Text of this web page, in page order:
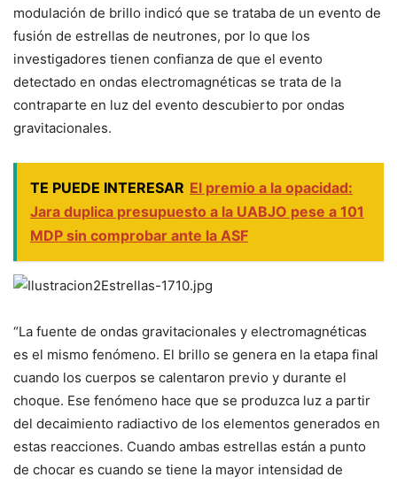
modulación de brillo indicó que se trataba de un evento de
fusión de estrellas de neutrones, por lo que los
investigadores tienen confianza de que el evento
detectado en ondas electromagnéticas se trata de la
contraparte en luz del evento descubierto por ondas
gravitacionales.
TE PUEDE INTERESAR El premio a la opacidad:
Jara duplica presupuesto a la UABJO pese a 101
MDP sin comprobar ante la ASF
“La fuente de ondas gravitacionales y electromagnéticas
es el mismo fenómeno. El brillo se genera en la etapa final
cuando los cuerpos se calentaron previo y durante el
choque. Ese fenómeno hace que se produzca luz a partir
del decaimiento radiactivo de los elementos generados en
estas reacciones. Cuando ambas estrellas están a punto
de chocar es cuando se tiene la mayor intensidad de